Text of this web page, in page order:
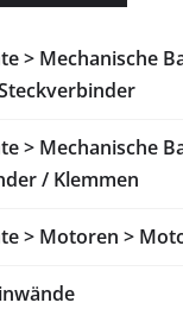
> Mechanische
> Mechanische
/ Klemmen
> Motoren >